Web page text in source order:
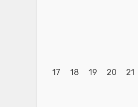
17 18 19 20 21